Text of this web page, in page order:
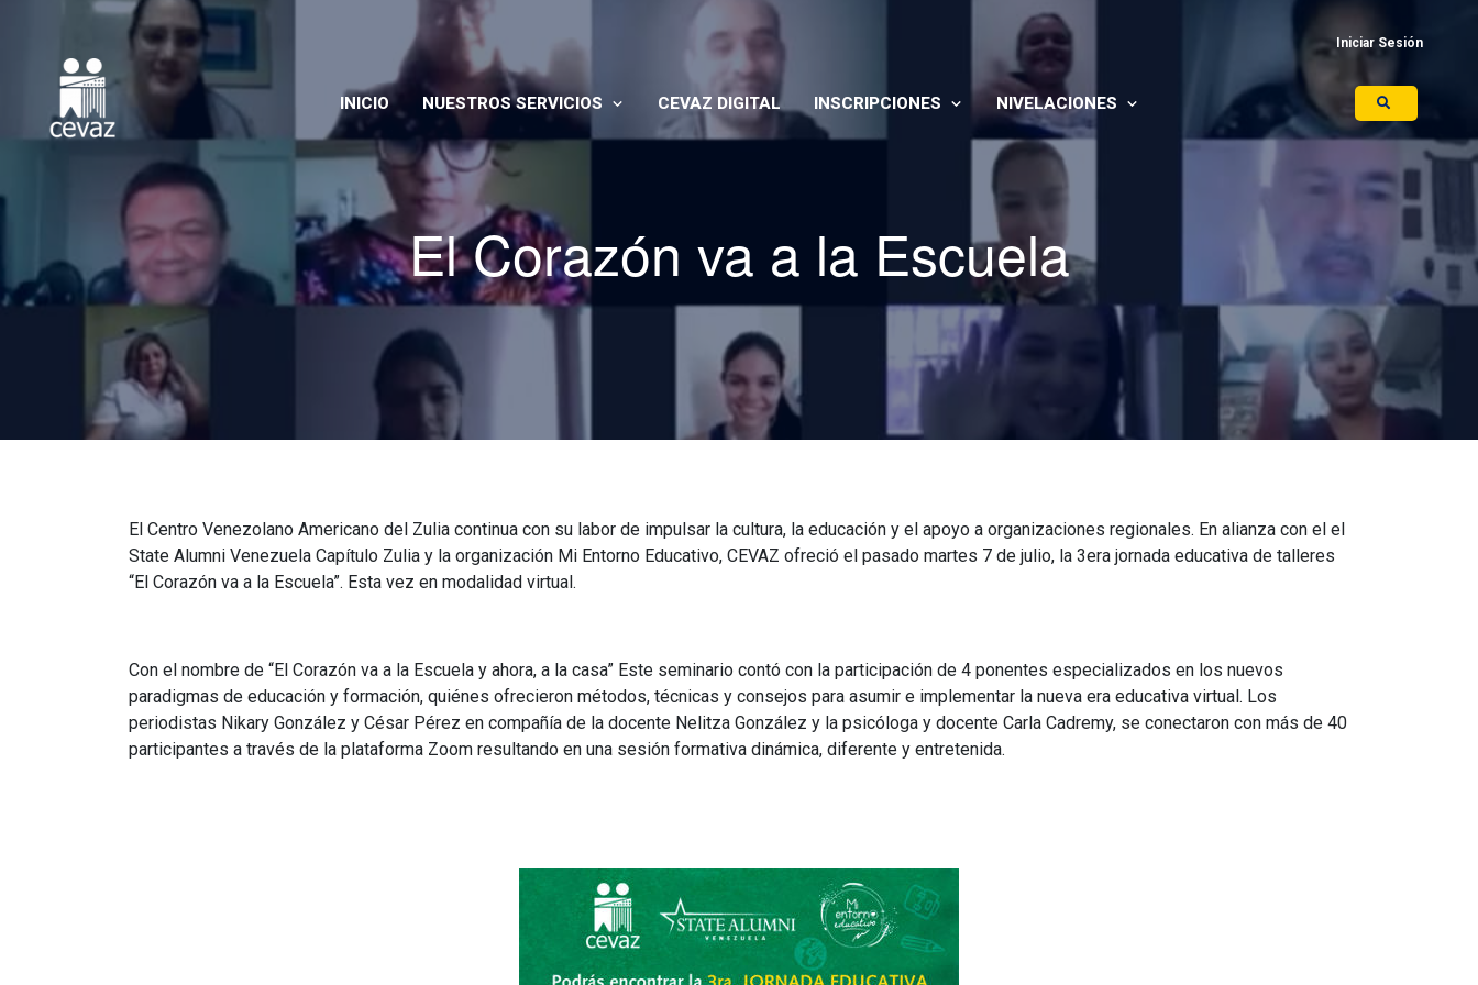
Iniciar Sesión
INICIO NUESTROS SERVICIOS
NOSOTROS
ORGANIZACIÓN
ACADEMIA
CULTURA
COMPROMISO SOCIAL
CEVAZ DIGITAL INSCRIPCIONES NIVELACIONES
El Corazón va a la Escuela
El Centro Venezolano Americano del Zulia continua con su labor de impulsar la cultura, la educación y el apoyo a organizaciones regionales. En alianza con el el
State Alumni Venezuela Capítulo Zulia y la organización Mi Entorno Educativo, CEVAZ ofreció el pasado martes 7 de julio, la 3era jornada educativa de talleres
“El Corazón va a la Escuela”. Esta vez en modalidad virtual.
Con el nombre de “El Corazón va a la Escuela y ahora, a la casa” Este seminario contó con la participación de 4 ponentes especializados en los nuevos
paradigmas de educación y formación, quiénes ofrecieron métodos, técnicas y consejos para asumir e implementar la nueva era educativa virtual. Los
periodistas Nikary González y César Pérez en compañía de la docente Nelitza González y la psicóloga y docente Carla Cadremy, se conectaron con más de 40
participantes a través de la plataforma Zoom resultando en una sesión formativa dinámica, diferente y entretenida.